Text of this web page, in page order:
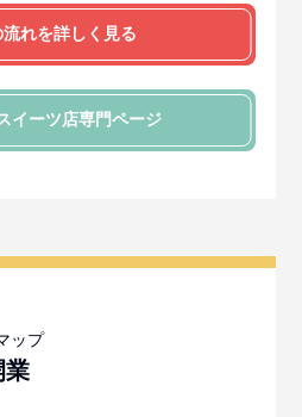
流れを詳しく見る
イーツ店専門ページ
業